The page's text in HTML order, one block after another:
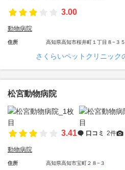
3.00
動物病院
住所 高知県高知市桜井町１丁目８−３５
さくらいペットクリニック
松宮動物病院
3.41 口コミ 2件
動物病院
住所 高知県高知市宝町２８−３